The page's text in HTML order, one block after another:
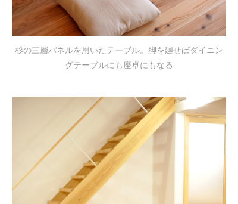
杉の三層パネルを用いたテーブル。脚を廻せばダイニン
グテーブルにも座卓にもなる